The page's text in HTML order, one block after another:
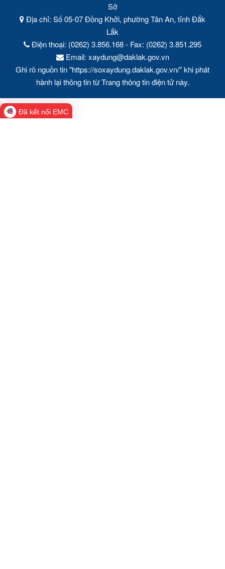
Sở
Địa chỉ: Số 05-07 Đồng Khởi, phường Tân An, tỉnh Đắk
Lắk
Điện thoại: (0262) 3.856.168 - Fax: (0262) 3.851.295
Email: xaydung@daklak.gov.vn
Ghi rõ nguồn tin "https://soxaydung.daklak.gov.vn/" khi phát
hành lại thông tin từ Trang thông tin điện tử này.
Đã kết nối EMC